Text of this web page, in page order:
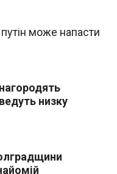
може напасти
низку